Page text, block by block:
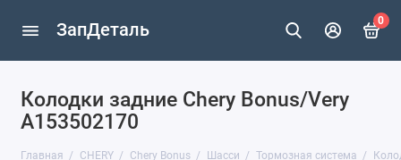
ЗапДеталь 0
Колодки задние Chery Bonus/Very
A153502170
Главная CHERY Chery Bonus Шасси Тормозная система